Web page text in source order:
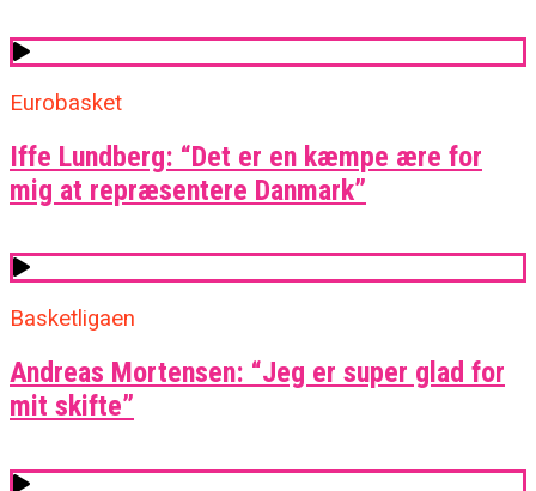
Eurobasket
Iffe Lundberg: “Det er en kæmpe ære for
mig at repræsentere Danmark”
Basketligaen
Andreas Mortensen: “Jeg er super glad for
mit skifte”